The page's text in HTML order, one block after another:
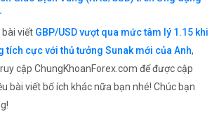
viết GBP/USD vượt qua mức tâm lý 1.15 khi
tích cực với thủ tưởng Sunak mới của Anh,
cập ChungKhoanForex.com để được cập
bài viết bổ ích khác nữa bạn nhé! Chúc bạn